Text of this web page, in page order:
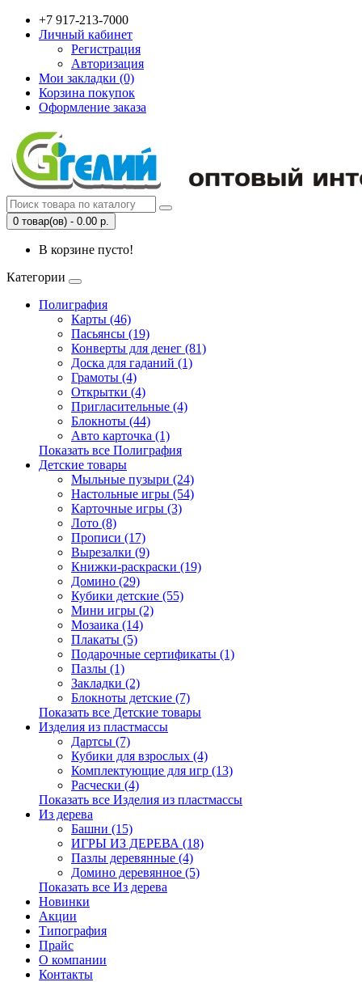
+7 917-213-7000
Личный кабинет
Регистрация
Авторизация
Мои закладки (0)
Корзина покупок
Оформление заказа
0 товар(ов) - 0.00 р.
В корзине пусто!
Категории
Полиграфия
Карты (46)
Пасьянсы (19)
Конверты для денег (81)
Доска для гаданий (1)
Грамоты (4)
Открытки (4)
Пригласительные (4)
Блокноты (44)
Авто карточка (1)
Показать все Полиграфия
Детские товары
Мыльные пузыри (24)
Настольные игры (54)
Карточные игры (3)
Лото (8)
Прописи (17)
Вырезалки (9)
Книжки-раскраски (19)
Домино (29)
Кубики детские (55)
Мини игры (2)
Мозаика (14)
Плакаты (5)
Подарочные сертификаты (1)
Пазлы (1)
Закладки (2)
Блокноты детские (7)
Показать все Детские товары
Изделия из пластмассы
Дартсы (7)
Кубики для взрослых (4)
Комплектующие для игр (13)
Расчески (4)
Показать все Изделия из пластмассы
Из дерева
Башни (15)
ИГРЫ ИЗ ДЕРЕВА (18)
Пазлы деревянные (4)
Домино деревянное (5)
Показать все Из дерева
Новинки
Акции
Типография
Прайс
О компании
Контакты